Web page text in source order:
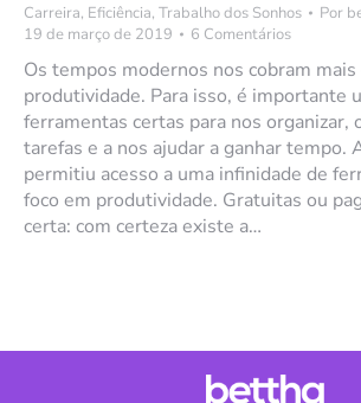
Carreira, Eficiência, Trabalho dos Sonhos Por
19 de março de 2019
6 Comentários
Os tempos modernos nos cobram mais
produtividade. Para isso, é importante
ferramentas certas para nos organizar,
tarefas e a nos ajudar a ganhar tempo.
permitiu acesso a uma infinidade de
foco em produtividade. Gratuitas ou
certa: com certeza existe a…